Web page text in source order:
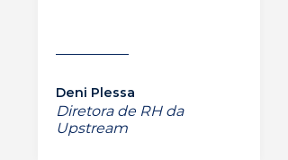
Deni Plessa
Diretora de RH da
Upstream